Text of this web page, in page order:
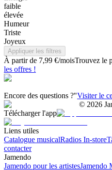
faible
élevée
Humeur
Triste
Joyeux
Appliquer les filtres
À partir de 7,99 €/moisTrouvez le
les offres !
Encore des questions ?"Visiter le
© 2026
Télécharger l'app
Liens utiles
Catalogue musicalRadios In-store
contacter
Jamendo
Jamendo pour les artistesJamendo